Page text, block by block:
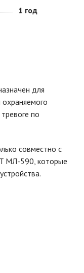
1 год
для
по
совместно с
МЛ-590, которые